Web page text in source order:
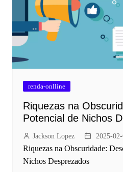
renda-onlline
Riquezas na
Potencial de Nichos
Jackson Lopez 2025-
Riquezas na Obscuridade:
Nichos Desprezados